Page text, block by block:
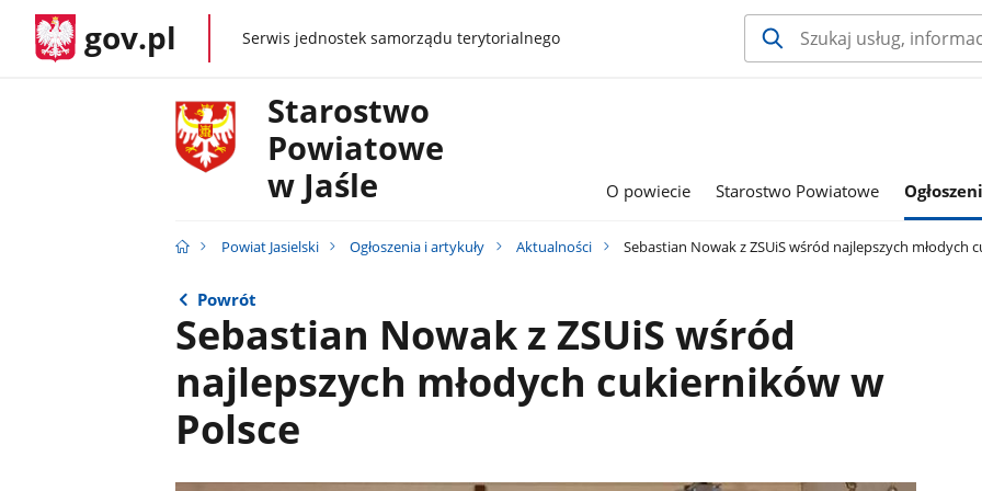
gov.pl gov.plSerwis jednostek samorządu terytorialnego
Starostwo
Powiatowe
w Jaśle
O powiecie Starostwo Powiatowe
Powiat Jasielski Ogłoszenia i artykuły Aktualności Sebastian Nowak z ZSUiS wśród najlepszych młodych
Powrót
Sebastian Nowak z ZSUiS wśród
najlepszych młodych cukierników w
Polsce